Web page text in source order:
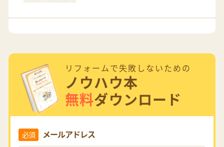
リフォームで失敗しないための
ノウハウ本
無料ダウンロード
必須 メールアドレス